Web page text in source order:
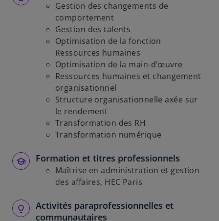
Gestion des changements de
comportement
Gestion des talents
Optimisation de la fonction
Ressources humaines
Optimisation de la main-d’œuvre
Ressources humaines et changement
organisationnel
Structure organisationnelle axée sur
le rendement
Transformation des RH
Transformation numérique
Formation et titres professionnels
Maîtrise en administration et gestion
des affaires, HEC Paris
Activités paraprofessionnelles et
communautaires